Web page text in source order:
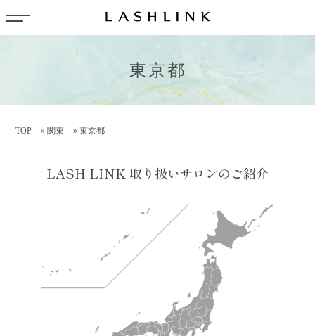
東京都
TOP » 関東 » 東京都
LASH LINK 取り扱いサロンのご紹介